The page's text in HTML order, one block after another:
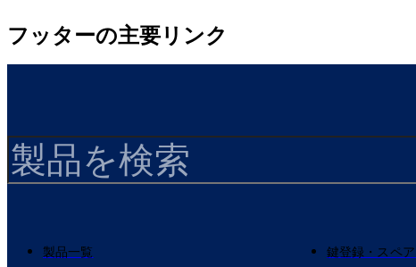
フッターの主要リンク
製品一覧 鍵登録・スペ